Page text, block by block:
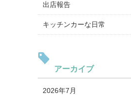
出店報告
キッチンカーな日常
アーカイブ
2026年7月